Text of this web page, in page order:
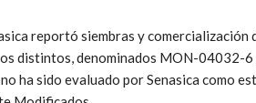
reportó siembras y
distintos, denominados MON-04032-
ha sido evaluado por Senasica como